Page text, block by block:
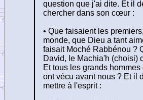
question que j'ai dite. Et il
chercher dans son cœur :
• Que faisaient les
monde, que Dieu a tant
faisait Moché Rabbénou ?
David, le Machia'h (choisi)
Et tous les grands hommes
ont vécu avant nous ? Et il
mettre à l'esprit :